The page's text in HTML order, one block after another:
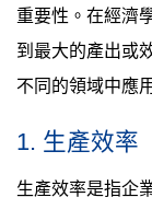
重要性。在經濟
到最大的產出或
不同的領域中應
1. 生產效率
生產效率是指企